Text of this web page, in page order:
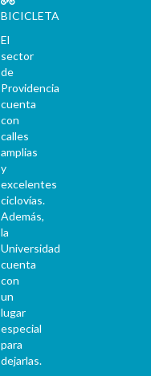
BICICLETA
El
sector
de
Providencia
cuenta
con
calles
amplias
y
excelentes
ciclovías.
Además,
la
Universidad
cuenta
con
un
lugar
especial
para
dejarlas.